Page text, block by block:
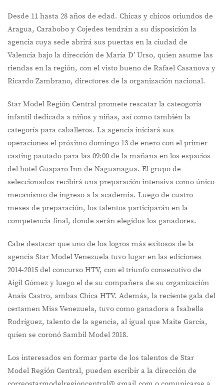
Desde 11 hasta 28 años de edad. Chicas y chicos oriundos de
Aragua, Carabobo y Cojedes tendrán a su disposición la
agencia cuya sede abrirá sus puertas en la ciudad de
Valencia bajo la dirección de María D’ Urso, quien asume las
riendas en la región, con el visto bueno de Rafael Casanova y
Ricardo Zambrano, directores de la organización nacional.
Star Model Región Central promete rescatar la cateogoría
infantil dedicada a niños y niñas, así como también la
categoría para caballeros. La agencia iniciará sus
operaciones el próximo domingo 13 de enero con el primer
casting pautado para las 09:00 de la mañana en los espacios
del hotel Guaparo Inn de Naguanagua. El grupo de
seleccionados recibirá una preparación intensiva como único
mecanismo de ingreso a la academia. Luego de cuatro
meses de preparación, los talentos participarán en la
competencia final, donde serán elegidos los ganadores.
Cabe destacar que uno de los logros más exitosos de la
agencia Star Model Venezuela tuvo lugar en las ediciones
2014-2015 del concurso HTV, con el triunfo consecutivo de
Aigil Gómez y luego el de su compañera de su organización
Anais Castro, ambas Chica HTV. Además, la reciente gala del
certamen Miss Venezuela, tuvo como ganadora a Isabella
Rodríguez, talento de la agencia, al igual que Maite García,
quien se coronó Sambil Model 2018.
Los interesados en formar parte de los talentos de Star
Model Región Central, pueden escribir a la dirección de